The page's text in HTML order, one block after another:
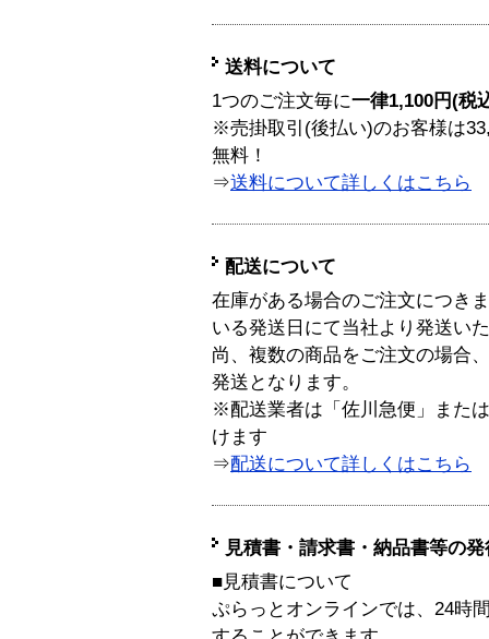
送料について
1つのご注文毎に一律1,100円(税
※売掛取引(後払い)のお客様は
無料！
⇒送料について詳しくはこちら
配送について
在庫がある場合のご注文につき
いる発送日にて当社より発送い
尚、複数の商品をご注文の場合
発送となります。
※配送業者は「佐川急便」また
けます
⇒配送について詳しくはこちら
見積書・請求書・納品書等の
■見積書について
ぷらっとオンラインでは、24時